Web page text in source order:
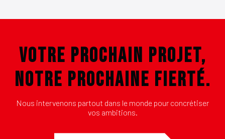
VOTRE PROCHAIN PROJET,
NOTRE PROCHAINE FIERTÉ.
Nous intervenons partout dans le monde pour concrétiser
vos ambitions.